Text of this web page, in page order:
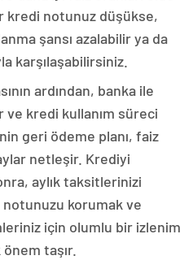
kredi notunuz düşükse,
şansı azalabilir ya da
karşılaşabilirsiniz.
ardından, banka ile
ve kredi kullanım süreci
geri ödeme planı, faiz
netleşir. Krediyi
aylık taksitlerinizi
notunuzu korumak ve
için olumlu bir izlenim
taşır.